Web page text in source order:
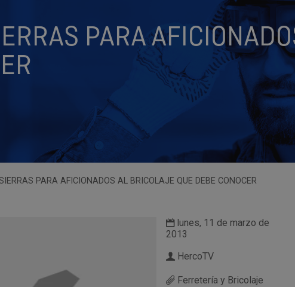
PARA
PARA AFICIONADOS AL BRICOLAJE QUE DEBE CONOCER
lunes, 11 de marzo de
2013
HercoTV
Ferretería y Bricolaje